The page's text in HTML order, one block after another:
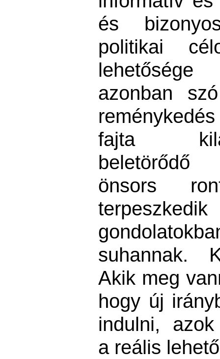
és
politikai
azonban
fajta
önsors
suhannak.
Akik meg
hogy új
indulni, azok
a reális